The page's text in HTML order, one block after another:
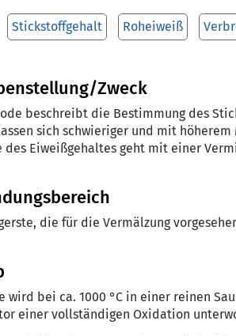
Stickstoffgehalt Roheiweiß
Zweck
beschreibt die Bestimmung des
sich schwieriger und mit
des Eiweißgehaltes geht mit einer
die für die Vermälzung
wird bei ca. 1000 °C in einer reinen
einer vollständigen Oxidation